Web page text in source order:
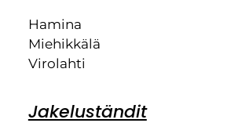
Hamina
Miehikkälä
Virolahti
Jakeluständit